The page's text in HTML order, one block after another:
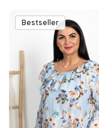
Bestseller